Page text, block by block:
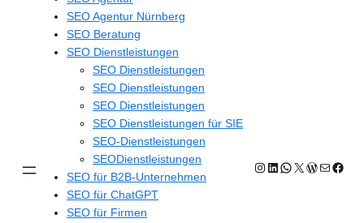
SEO Agentur Nürnberg
SEO Beratung
SEO Dienstleistungen
SEO Dienstleistungen
SEO Dienstleistungen
SEO Dienstleistungen
SEO Dienstleistungen für SIE
SEO-Dienstleistungen
SEODienstleistungen
SEO für B2B-Unternehmen
SEO für ChatGPT
SEO für Firmen
Instagram
LinkedIn
WhatsApp
X E-Mail